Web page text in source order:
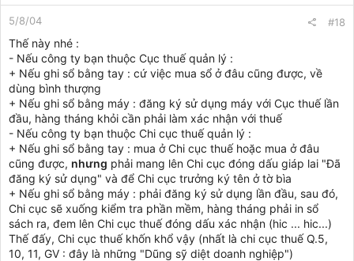
5/8/04 #18
Thế này nhé :
- Nếu công ty bạn thuộc Cục thuế quản lý :
+ Nếu ghi sổ bằng tay : cứ việc mua sổ ở đâu cũng được, về
dùng bình thượng
+ Nếu ghi sổ bằng máy : đăng ký sử dụng máy với Cục thuế lần
đầu, hàng tháng khỏi cần phải làm xác nhận với thuế
- Nếu công ty bạn thuộc Chi cục thuế quản lý :
+ Nếu ghi sổ bằng tay : mua ở Chi cục thuế hoặc mua ở đâu
cũng được, nhưng phải mang lên Chi cục đóng dấu giáp lai "Đã
đăng ký sử dụng" và để Chi cục trưởng ký tên ở tờ bìa
+ Nếu ghi sổ bằng máy : phải đăng ký sử dụng lần đầu, sau đó,
Chi cục sẽ xuống kiểm tra phần mềm, hàng tháng phải in sổ
sách ra, đem lên Chi cục thuế đóng dấu xác nhận (hic ... hic...)
Thế đấy, Chi cục thuế khốn khổ vậy (nhất là chi cục thuế Q.5,
10, 11, GV : đây là những "Dũng sỹ diệt doanh nghiệp")